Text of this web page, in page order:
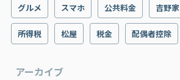
グルメ スマホ 公共料金 吉野家
所得税 松屋 税金 配偶者控除
アーカイブ